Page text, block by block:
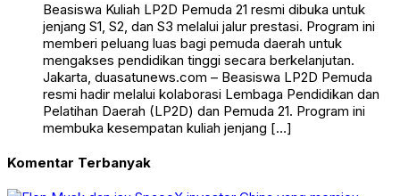
Beasiswa Kuliah LP2D Pemuda 21 resmi dibuka untuk
jenjang S1, S2, dan S3 melalui jalur prestasi. Program ini
memberi peluang luas bagi pemuda daerah untuk
mengakses pendidikan tinggi secara berkelanjutan.
Jakarta, duasatunews.com – Beasiswa LP2D Pemuda
resmi hadir melalui kolaborasi Lembaga Pendidikan dan
Pelatihan Daerah (LP2D) dan Pemuda 21. Program ini
membuka kesempatan kuliah jenjang […]
Komentar Terbanyak